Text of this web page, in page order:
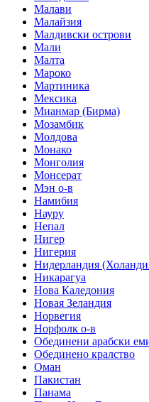
Малави
Малайзия
Малдивски острови
Мали
Малта
Мароко
Мартиника
Мексика
Мианмар (Бирма)
Мозамбик
Молдова
Монако
Монголия
Монсерат
Мэн о-в
Намибия
Науру
Непал
Нигер
Нигерия
Нидерландия
Никарагуа
Нова Каледония
Новая Зеландия
Норвегия
Норфолк о-в
Обединени арабски
Обединено кралство
Оман
Пакистан
Панама